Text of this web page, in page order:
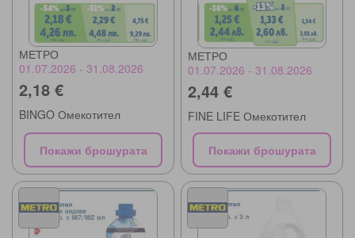
МЕТРО
01.07.2026 - 31.08.2026
2,18 €
BINGO Омекотител
Покажи брошурата
МЕТРО
01.07.2026 - 31.08.2026
2,44 €
FINE LIFE Омекотител
Покажи брошурата